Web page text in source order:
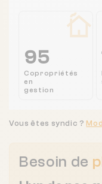
95
Copropriétés
en
gestion
Besoin de
Vous êtes syndic ?